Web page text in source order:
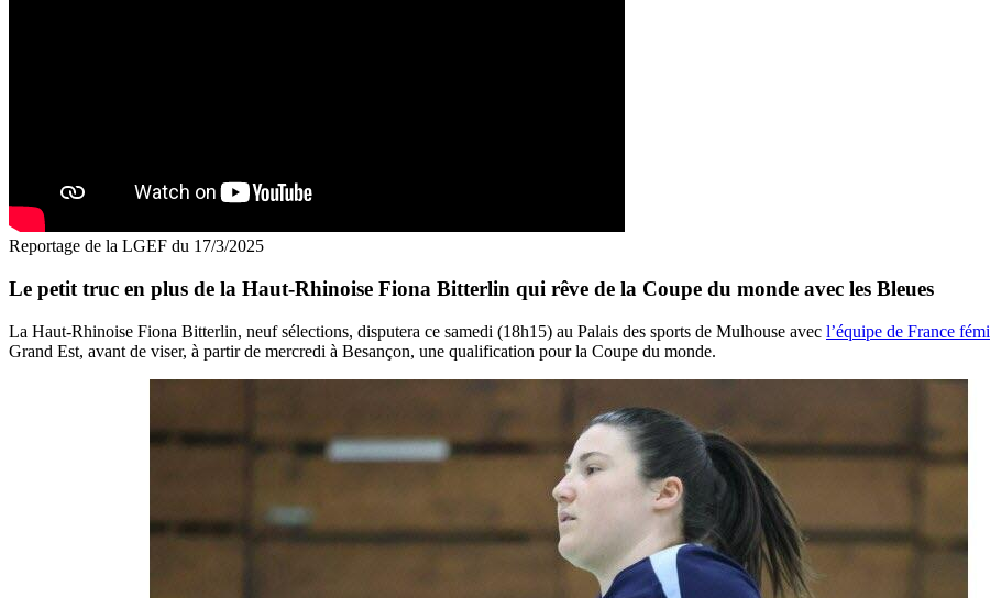
Reportage de la LGEF du 17/3/2025
Le petit truc en plus de la Haut-Rhinoise Fiona Bitterlin qui rêve de la Coupe du monde avec les Bleues
La Haut-Rhinoise Fiona Bitterlin, neuf sélections, disputera ce samedi (18h15) au Palais des sports de Mulhouse avec l’équipe de France
Grand Est, avant de viser, à partir de mercredi à Besançon, une qualification pour la Coupe du monde.